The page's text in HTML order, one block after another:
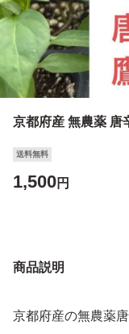
京都府産 無農薬 唐
送料無料
1,500円
商品説明
京都府産の無農薬